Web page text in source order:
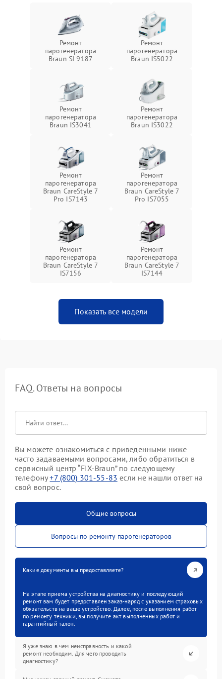
Ремонт
парогенератора
Braun SI 9187
Ремонт
парогенератора
Braun IS5022
Ремонт
парогенератора
Braun IS3041
Ремонт
парогенератора
Braun IS3022
Ремонт
парогенератора
Braun CareStyle 7
Pro IS7143
Ремонт
парогенератора
Braun CareStyle 7
Pro IS7055
Ремонт
парогенератора
Braun CareStyle 7
IS7156
Ремонт
парогенератора
Braun CareStyle 7
IS7144
Показать все модели
FAQ. Ответы на вопросы
Вы можете ознакомиться с приведенными ниже
часто задаваемыми вопросами, либо обратиться в
сервисный центр “FIX-Braun” по следующему
телефону+7 (800) 301-55-83 если не нашли ответ на
свой вопрос.
Общие вопросы
Вопросы по ремонту парогенераторов
Какие документы вы предоставляете?
На этапе приема устройства на диагностику и последующий
ремонт вам будет предоставлен заказ-наряд с указанием страховых
обязательств на ваше устройство. Далее, после выполнения работ
по ремонту техники, вы получите акт выполненных работ и
гарантийный талон.
Я уже знаю в чем неисправность и какой
ремонт необходим. Для чего проводить
диагностику?